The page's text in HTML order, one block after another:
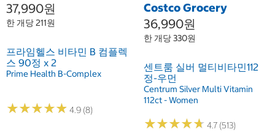
37,990원
한 개당 211원
프라임헬스 비타민 B 컴플렉
스 90정 x 2
Prime Health B-Complex
★★★★★
★★★★★ 4.9 (8)
Costco Grocery
36,990원
한 개당 330원
센트룸 실버 멀티비타민112
정-우먼
Centrum Silver Multi Vitamin
112ct - Women
★★★★★
★★★★★ 4.7 (513)